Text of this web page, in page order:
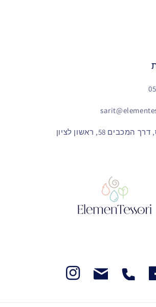
58, ראשון לציון
Facebook
Facebook
Instegram